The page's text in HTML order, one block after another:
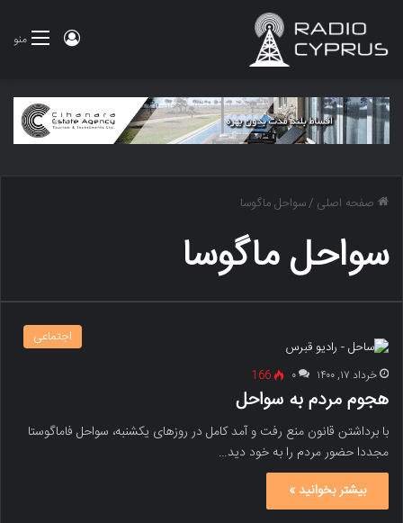
منو ورود
صفحه اصلی /سواحل ماگوسا
سواحل ماگوسا
اجتماعی
خرداد ۱۷, ۱۴۰۰ ۰ 166
هجوم مردم به سواحل
با برداشتن قانون منع رفت و آمد کامل در روزهای یکشنبه، سواحل فاماگوستا
مجددا حضور مردم را به خود دید…
بیشتر بخوانید »